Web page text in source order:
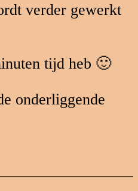
verder gewerkt
tijd heb 🙂
onderliggende